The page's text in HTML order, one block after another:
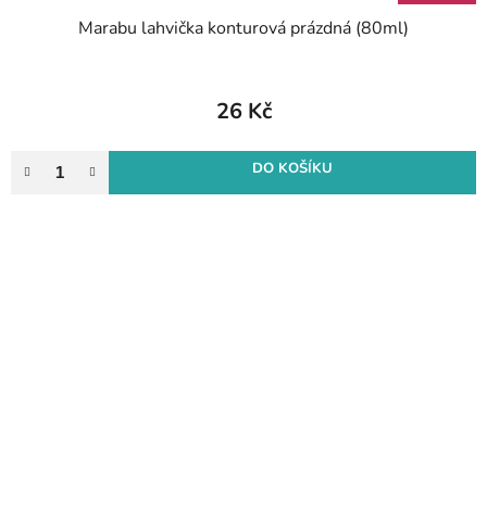
Marabu lahvička konturová prázdná (80ml)
26 Kč
DO KOŠÍKU